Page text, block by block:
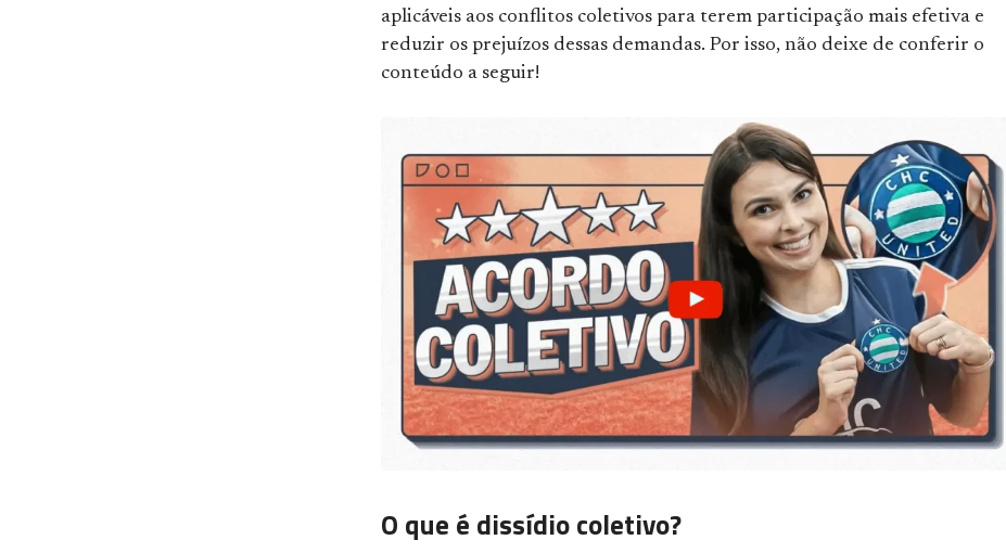
aplicáveis aos conflitos coletivos para terem participação mais efetiva e
reduzir os prejuízos dessas demandas. Por isso, não deixe de conferir o
conteúdo a seguir!
O que é dissídio coletivo?